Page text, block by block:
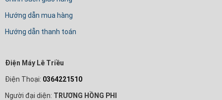
Hướng dẫn mua hàng
Hướng dẫn thanh toán
Điện Máy Lê Triều
Điện Thoại: 0364221510
Người đại diện: TRƯƠNG HỒNG PHI